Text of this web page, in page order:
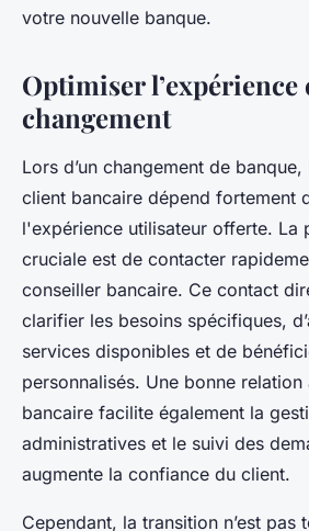
votre nouvelle banque.
Optimiser
changement
Lors d’un changement de
client bancaire dépend fortement
l'expérience utilisateur offerte. La
cruciale est de contacter
conseiller bancaire. Ce contact
clarifier les besoins spécifiques,
services disponibles et de
personnalisés. Une bonne
bancaire facilite également la
administratives et le suivi des
augmente la confiance du client.
Cependant, la transition n’est pas